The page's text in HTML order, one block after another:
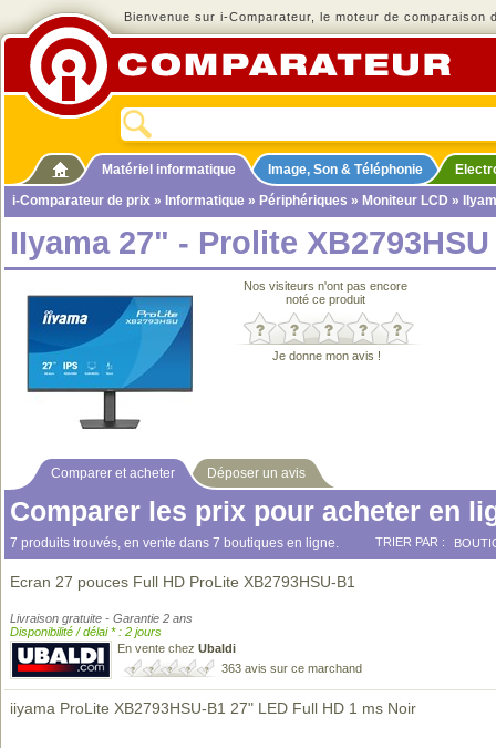
Bienvenue sur i-Comparateur, le moteur de comparaison
Matériel informatique Image, Son & Téléphonie
i-Comparateur de prix » Informatique » Périphériques » Moniteur LCD »
IIyama 27" - Prolite XB2793HSU
Nos visiteurs n'ont pas encore
noté ce produit
Je donne mon avis !
Comparer et acheter Déposer un avis
Comparer les prix pour acheter en
7 produits trouvés, en vente dans 7 boutiques en ligne. TRIER PAR :
Ecran 27 pouces Full HD ProLite XB2793HSU-B1
Livraison gratuite - Garantie 2 ans
Disponibilité / délai * : 2 jours
En vente chez Ubaldi
363 avis sur ce marchand
iiyama ProLite XB2793HSU-B1 27" LED Full HD 1 ms Noir